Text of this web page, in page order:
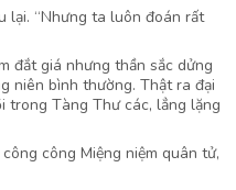
lại. “Nhưng ta luôn đoán rất
đắt giá nhưng thần sắc dửng
niên bình thường. Thật ra đại
trong Tàng Thư các, lẳng lặng
công Miệng niệm quân tử,